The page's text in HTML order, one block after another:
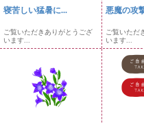
寝苦しい猛暑に...
ご覧いただきありがとうござ
います...
悪魔の攻
ご覧いただ
います...